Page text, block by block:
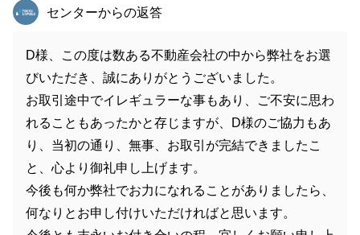
東急リバブル
センターからの返答
D様、この度は数ある不動産会社の中から弊社をお選
びいただき、誠にありがとうございました。
お取引途中でイレギュラーな事もあり、ご不安に思わ
れることもあったかと存じますが、D様のご協力もあ
り、当初の通り、無事、お取引が完結できましたこ
と、心より御礼申し上げます。
今後も何か弊社でお力になれることがありましたら、
何なりとお申し付けいただければと思います。